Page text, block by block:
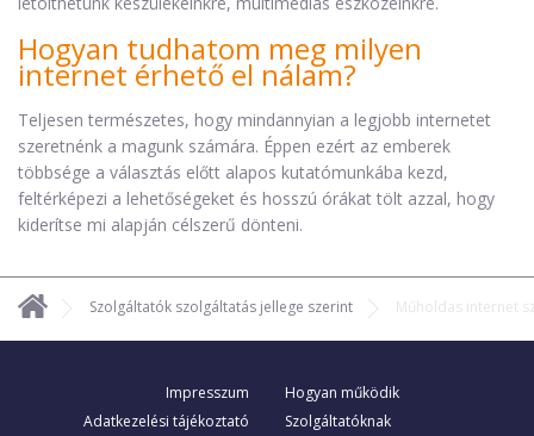
Hogyan tudhatom meg milyen
internet érhető el nálam?
Teljesen természetes, hogy mindannyian a legjobb internetet
szeretnénk a magunk számára. Éppen ezért az emberek
többsége a választás előtt alapos kutatómunkába kezd,
feltérképezi a lehetőségeket és hosszú órákat tölt azzal, hogy
kiderítse mi alapján célszerű dönteni.
Szolgáltatók szolgáltatás jellege szerint Műholdas internet
Impresszum
Adatkezelési tájékoztató
Hogyan működik
Szolgáltatóknak